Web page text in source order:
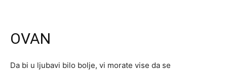
OVAN
Da bi u ljubavi bilo bolje, vi morate vise da se